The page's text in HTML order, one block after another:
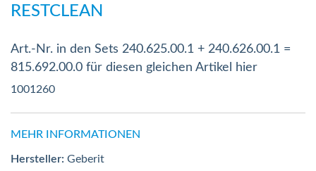
RESTCLEAN
Art.-Nr. in den Sets 240.625.00.1 + 240.626.00.1 =
815.692.00.0 für diesen gleichen Artikel hier
1001260
MEHR INFORMATIONEN
Hersteller: Geberit